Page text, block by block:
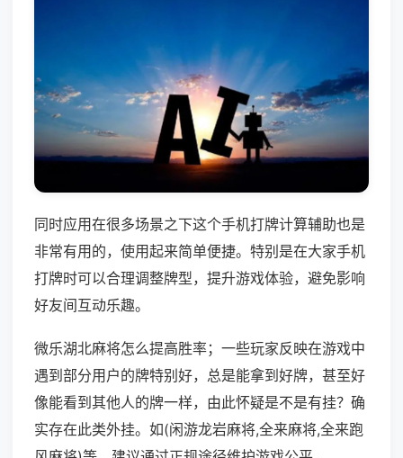
同时应用在很多场景之下这个手机打牌计算辅助也是
非常有用的，使用起来简单便捷。特别是在大家手机
打牌时可以合理调整牌型，提升游戏体验，避免影响
好友间互动乐趣。
微乐湖北麻将怎么提高胜率；一些玩家反映在游戏中
遇到部分用户的牌特别好，总是能拿到好牌，甚至好
像能看到其他人的牌一样，由此怀疑是不是有挂？确
实存在此类外挂。如(闲游龙岩麻将,全来麻将,全来跑